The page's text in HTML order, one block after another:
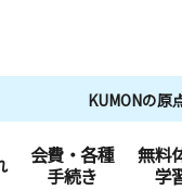
KUMONの原
会費・各種
手続き
無料
学